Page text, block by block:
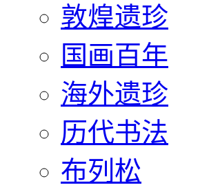
敦煌遗珍
国画百年
海外遗珍
历代书法
布列松